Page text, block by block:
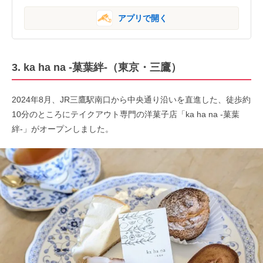
アプリで開く
3. ka ha na -菓葉絆-（東京・三鷹）
2024年8月、JR三鷹駅南口から中央通り沿いを直進した、徒歩約
10分のところにテイクアウト専門の洋菓子店「ka ha na -菓葉
絆-」がオープンしました。